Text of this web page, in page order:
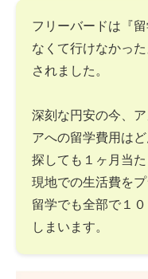
フリーバードは『
なくて行けなかっ
されました。
深刻な円安の今、
アへの留学費用は
探しても１ヶ月当
現地での生活費を
留学でも全部で１
しまいます。